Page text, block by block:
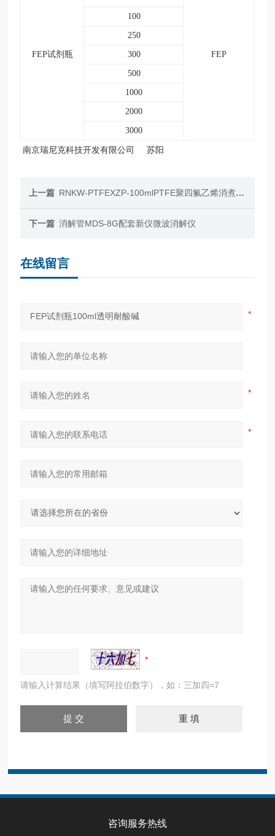
FEP试剂瓶 FEP
100
250
300
500
1000
2000
3000
南京瑞尼克科技开发有限公司 苏阳
上一篇 RNKW-PTFEXZP-100mlPTFE聚四氟乙烯消煮瓶消解瓶100ml加热板用
下一篇 消解管MDS-8G配套新仪微波消解仪
在线留言
请输入计算结果（填写阿拉伯数字），如：三加四=7
咨询服务热线